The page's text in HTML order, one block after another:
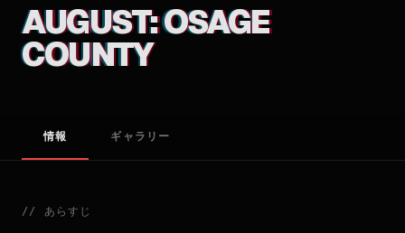
AUGUST: OSAGE
COUNTY
情報 ギャラリー
// あらすじ